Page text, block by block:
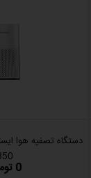
0 تومان